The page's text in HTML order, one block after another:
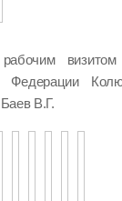
визитом
Федерации
В.Г.